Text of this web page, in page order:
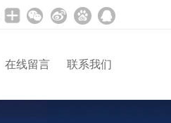
在线留言 联系我们